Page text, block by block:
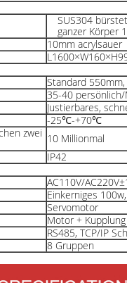
SUS304
ganzer Körper
10mm acrylsauer
Standard
35-40
Justierbares,
-25℃-+70℃
zwei 10 Millionmal
IP42
AC110V/
Einkerniges
Servomotor
Motor +
RS485, TCP/IP
8 Gruppen